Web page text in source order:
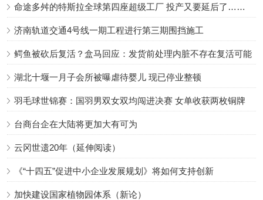
命途多舛的特斯拉全球第四座超级工厂 投产又要延后了……
济南轨道交通4号线一期工程进行第三期围挡施工
鳄鱼被砍后复活？盒马回应：发货前处理内脏不存在复活可能
湖北十堰一月子会所被曝虐待婴儿 现已停业整顿
羽毛球世锦赛：国羽男双女双均闯进决赛 女单收获两枚铜牌
台商台企在大陆将更加大有可为
云冈世遗20年（延伸阅读）
《“十四五”促进中小企业发展规划》将如何支持创新
加快建设国家植物园体系（新论）